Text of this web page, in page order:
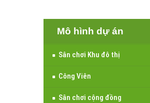
Mô hình dự án
Sân chơi Khu đô thị
Công Viên
Sân chơi cộng đồng